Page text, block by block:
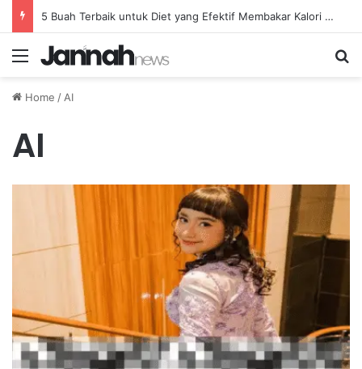
5 Buah Terbaik untuk Diet yang Efektif Membakar Kalori dengan Lebih Cepat
Menu
Home / AI
AI